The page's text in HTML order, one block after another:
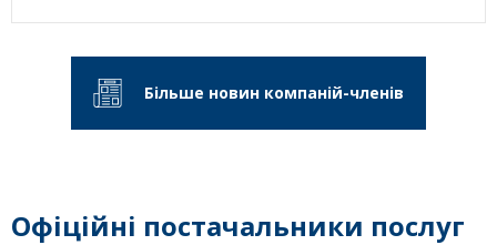
Більше новин компаній-членів
Офіційні постачальники послуг